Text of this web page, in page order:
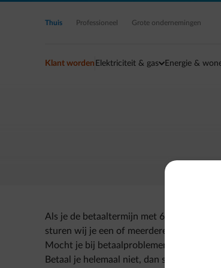
Ga naar de hoofdinhoud
Thuis Professioneel Grote ondernemingen
Klant worden Elektriciteit & gas Energie &
Als je de betaaltermijn met 6 dagen
sturen wij je een of meerdere
Mocht je bij betaalproblemen verkiezen
Betaal je helemaal niet, dan starten wij